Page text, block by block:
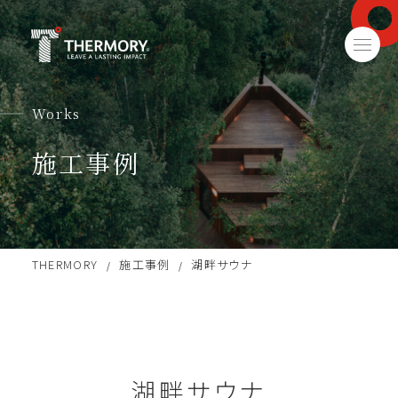
Works
施工事例
THERMORY /施工事例 /湖畔サウナ
湖畔サウナ